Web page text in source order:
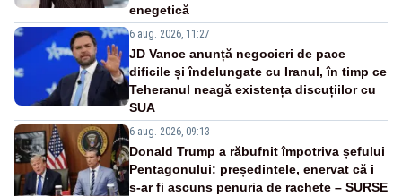
enegetică
6 aug. 2026, 11:27
JD Vance anunță negocieri de pace
dificile și îndelungate cu Iranul, în timp ce
Teheranul neagă existența discuțiilor cu
SUA
6 aug. 2026, 09:13
Donald Trump a răbufnit împotriva șefului
Pentagonului: președintele, enervat că i
s-ar fi ascuns penuria de rachete – SURSE